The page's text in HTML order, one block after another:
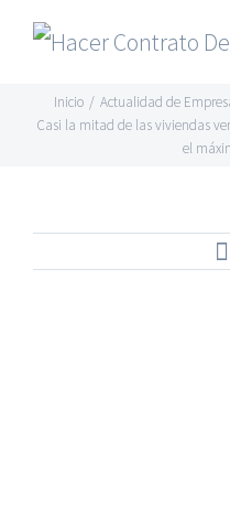
Skip
content
Inicio / Actualidad de
Casi la mitad de las viviendas
el